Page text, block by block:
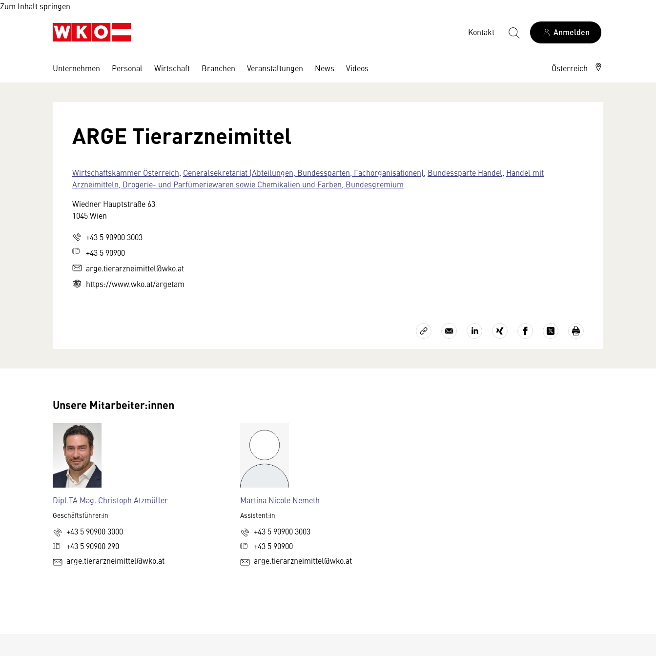
Zum Inhalt springen
Kontakt Anmelden
Unternehmen Personal Wirtschaft Branchen Veranstaltungen News Videos Österreich
ARGE Tierarzneimittel
Wirtschaftskammer Österreich Generalsekretariat (Abteilungen, Bundessparten, Fachorganisationen) Bundessparte Handel Handel mit
Arzneimitteln, Drogerie- und Parfümeriewaren sowie Chemikalien und Farben, Bundesgremium
Wiedner Hauptstraße 63
1045 Wien
+43 5 90900 3003
+43 5 90900
arge.tierarzneimittel@wko.at
https://www.wko.at/argetam
Unsere Mitarbeiter:innen
Dipl.TA Mag. Christoph Atzmüller
Geschäftsführer:in
+43 5 90900 3000
+43 5 90900 290
arge.tierarzneimittel@wko.at
Martina Nicole Nemeth
Assistent:in
+43 5 90900 3003
+43 5 90900
arge.tierarzneimittel@wko.at